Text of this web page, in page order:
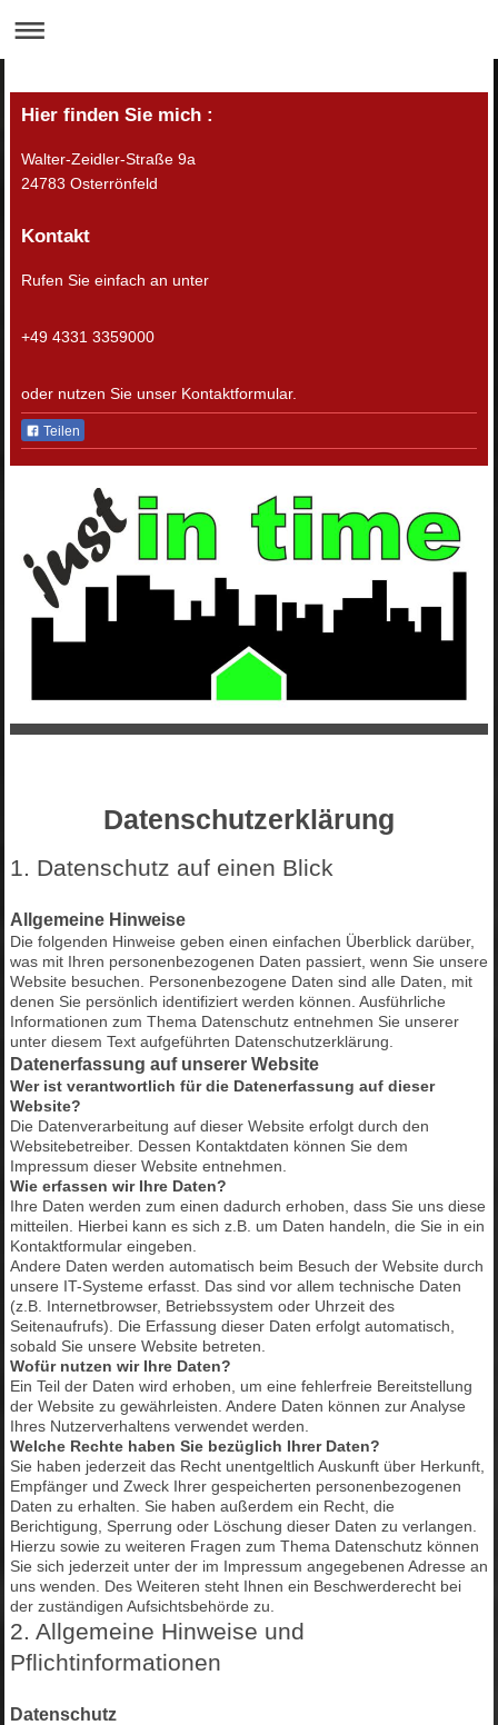
Hier finden Sie mich :
Walter-Zeidler-Straße 9a
24783 Osterrönfeld
Kontakt
Rufen Sie einfach an unter
+49 4331 3359000
oder nutzen Sie unser Kontaktformular.
Teilen
Datenschutzerklärung
1. Datenschutz auf einen Blick
Allgemeine Hinweise
Die folgenden Hinweise geben einen einfachen Überblick darüber,
was mit Ihren personenbezogenen Daten passiert, wenn Sie unsere
Website besuchen. Personenbezogene Daten sind alle Daten, mit
denen Sie persönlich identifiziert werden können. Ausführliche
Informationen zum Thema Datenschutz entnehmen Sie unserer
unter diesem Text aufgeführten Datenschutzerklärung.
Datenerfassung auf unserer Website
Wer ist verantwortlich für die Datenerfassung auf dieser
Website?
Die Datenverarbeitung auf dieser Website erfolgt durch den
Websitebetreiber. Dessen Kontaktdaten können Sie dem
Impressum dieser Website entnehmen.
Wie erfassen wir Ihre Daten?
Ihre Daten werden zum einen dadurch erhoben, dass Sie uns diese
mitteilen. Hierbei kann es sich z.B. um Daten handeln, die Sie in ein
Kontaktformular eingeben.
Andere Daten werden automatisch beim Besuch der Website durch
unsere IT-Systeme erfasst. Das sind vor allem technische Daten
(z.B. Internetbrowser, Betriebssystem oder Uhrzeit des
Seitenaufrufs). Die Erfassung dieser Daten erfolgt automatisch,
sobald Sie unsere Website betreten.
Wofür nutzen wir Ihre Daten?
Ein Teil der Daten wird erhoben, um eine fehlerfreie Bereitstellung
der Website zu gewährleisten. Andere Daten können zur Analyse
Ihres Nutzerverhaltens verwendet werden.
Welche Rechte haben Sie bezüglich Ihrer Daten?
Sie haben jederzeit das Recht unentgeltlich Auskunft über Herkunft,
Empfänger und Zweck Ihrer gespeicherten personenbezogenen
Daten zu erhalten. Sie haben außerdem ein Recht, die
Berichtigung, Sperrung oder Löschung dieser Daten zu verlangen.
Hierzu sowie zu weiteren Fragen zum Thema Datenschutz können
Sie sich jederzeit unter der im Impressum angegebenen Adresse an
uns wenden. Des Weiteren steht Ihnen ein Beschwerderecht bei
der zuständigen Aufsichtsbehörde zu.
2. Allgemeine Hinweise und
Pflichtinformationen
Datenschutz